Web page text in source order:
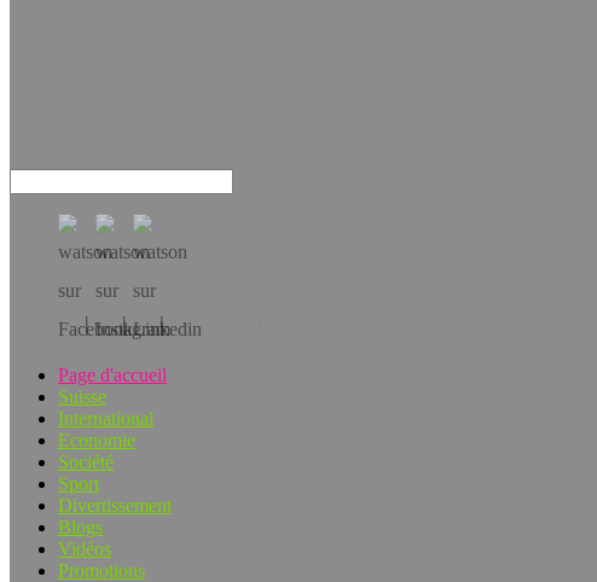
Téléchargez l’app!
Page d'accueil
Suisse
International
Economie
Société
Sport
Divertissement
Blogs
Vidéos
Promotions